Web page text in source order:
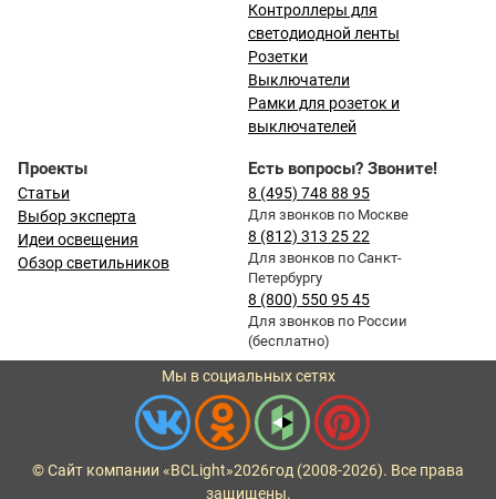
Контроллеры для
светодиодной ленты
Розетки
Выключатели
Рамки для розеток и
выключателей
Проекты
Статьи
Выбор эксперта
Идеи освещения
Обзор светильников
Есть вопросы? Звоните!
8 (495) 748 88 95
Для звонков по Москве
8 (812) 313 25 22
Для звонков по Санкт-
Петербургу
8 (800) 550 95 45
Для звонков по России
(бесплатно)
Мы в социальных сетях
© Сайт компании «BCLight»2026год (2008-2026). Все права
защищены.